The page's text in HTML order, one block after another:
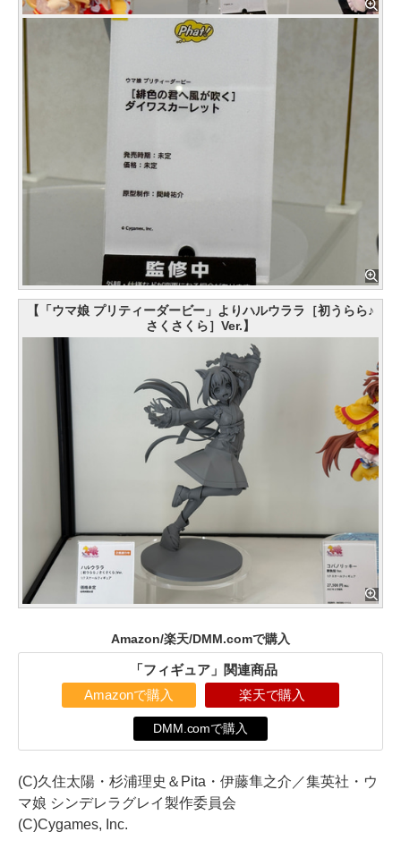
【「ウマ娘 プリティーダービー」よりハルウララ［初うらら♪
さくさくら］Ver.】
Amazon/楽天/DMM.comで購入
「フィギュア」関連商品
Amazonで購入 楽天で購入
DMM.comで購入
(C)久住太陽・杉浦理史＆Pita・伊藤隼之介／集英社・ウ
マ娘 シンデレラグレイ製作委員会
(C)Cygames, Inc.